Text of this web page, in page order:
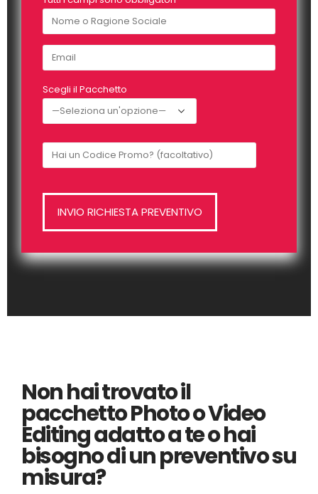
Scegli il Pacchetto
Non hai trovato il
pacchetto Photo o Video
Editing adatto a te o hai
bisogno di un preventivo su
misura?